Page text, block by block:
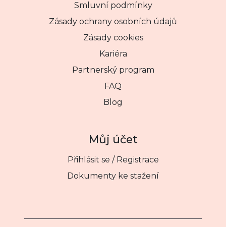
Smluvní podmínky
Zásady ochrany osobních údajů
Zásady cookies
Kariéra
Partnerský program
FAQ
Blog
Můj účet
Přihlásit se / Registrace
Dokumenty ke stažení